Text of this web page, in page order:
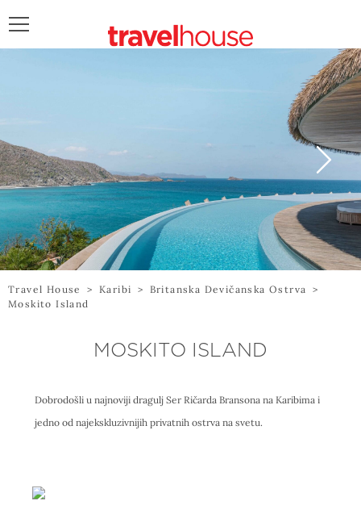
Travel House > Karibi > Britanska Devičanska Ostrva >
Moskito Island
MOSKITO ISLAND
Dobrodošli u najnoviji dragulj Ser Ričarda Bransona na Karibima i
jedno od najekskluzivnijih privatnih ostrva na svetu.